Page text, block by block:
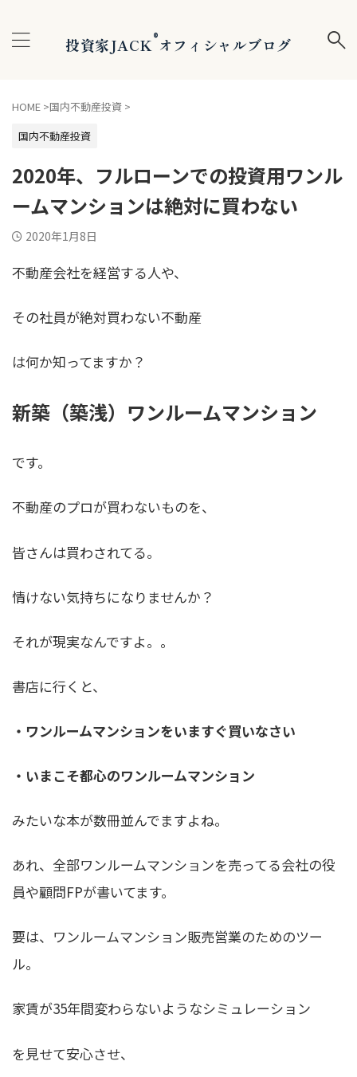
投資家JACK®オフィシャルブログ
HOME >国内不動産投資 >
国内不動産投資
2020年、フルローンでの投資用ワンル
ームマンションは絶対に買わない
2020年1月8日
不動産会社を経営する人や、
その社員が絶対買わない不動産
は何か知ってますか？
新築（築浅）ワンルームマンション
です。
不動産のプロが買わないものを、
皆さんは買わされてる。
情けない気持ちになりませんか？
それが現実なんですよ。。
書店に行くと、
・ワンルームマンションをいますぐ買いなさい
・いまこそ都心のワンルームマンション
みたいな本が数冊並んでますよね。
あれ、全部ワンルームマンションを売ってる会社の役
員や顧問FPが書いてます。
要は、ワンルームマンション販売営業のためのツー
ル。
家賃が35年間変わらないようなシミュレーション
を見せて安心させ、